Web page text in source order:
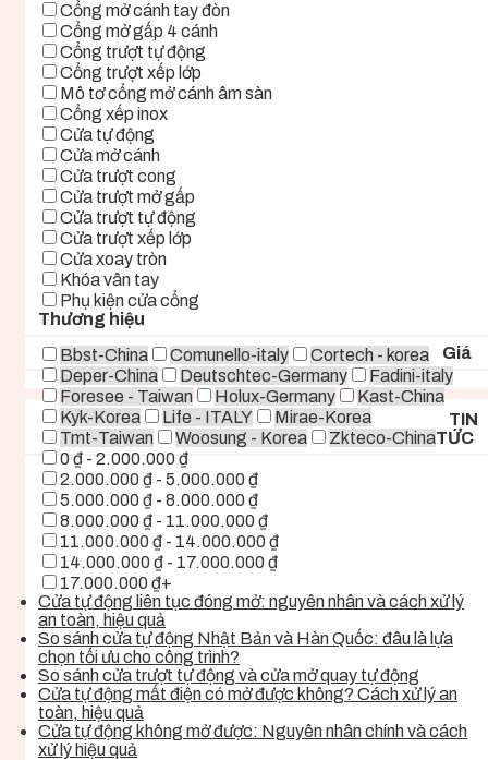
Cổng mở cánh tay đòn
Cổng mở gấp 4 cánh
Cổng trượt tự động
Cổng trượt xếp lớp
Mô tơ cổng mở cánh âm sàn
Cổng xếp inox
Cửa tự động
Cửa mở cánh
Cửa trượt cong
Cửa trượt mở gấp
Cửa trượt tự động
Cửa trượt xếp lớp
Cửa xoay tròn
Khóa vân tay
Phụ kiện cửa cổng
Thương hiệu
Bbst-China
Comunello-italy
Cortech - korea
Deper-China
Deutschtec-Germany
Fadini-italy
Foresee - Taiwan
Holux-Germany
Kast-China
Kyk-Korea
Life - ITALY
Mirae-Korea
Tmt-Taiwan
Woosung - Korea Zkteco-China
Giá
0 ₫ - 2.000.000 ₫
2.000.000 ₫ - 5.000.000 ₫
5.000.000 ₫ - 8.000.000 ₫
8.000.000 ₫ - 11.000.000 ₫
11.000.000 ₫ - 14.000.000 ₫
14.000.000 ₫ - 17.000.000 ₫
17.000.000 ₫+
TIN
TỨC
Cửa tự động liên tục đóng mở: nguyên nhân và cách xử lý
an toàn, hiệu quả
So sánh cửa tự động Nhật Bản và Hàn Quốc: đâu là lựa
chọn tối ưu cho công trình?
So sánh cửa trượt tự động và cửa mở quay tự động
Cửa tự động mất điện có mở được không? Cách xử lý an
toàn, hiệu quả
Cửa tự động không mở được: Nguyên nhân chính và cách
xử lý hiệu quả